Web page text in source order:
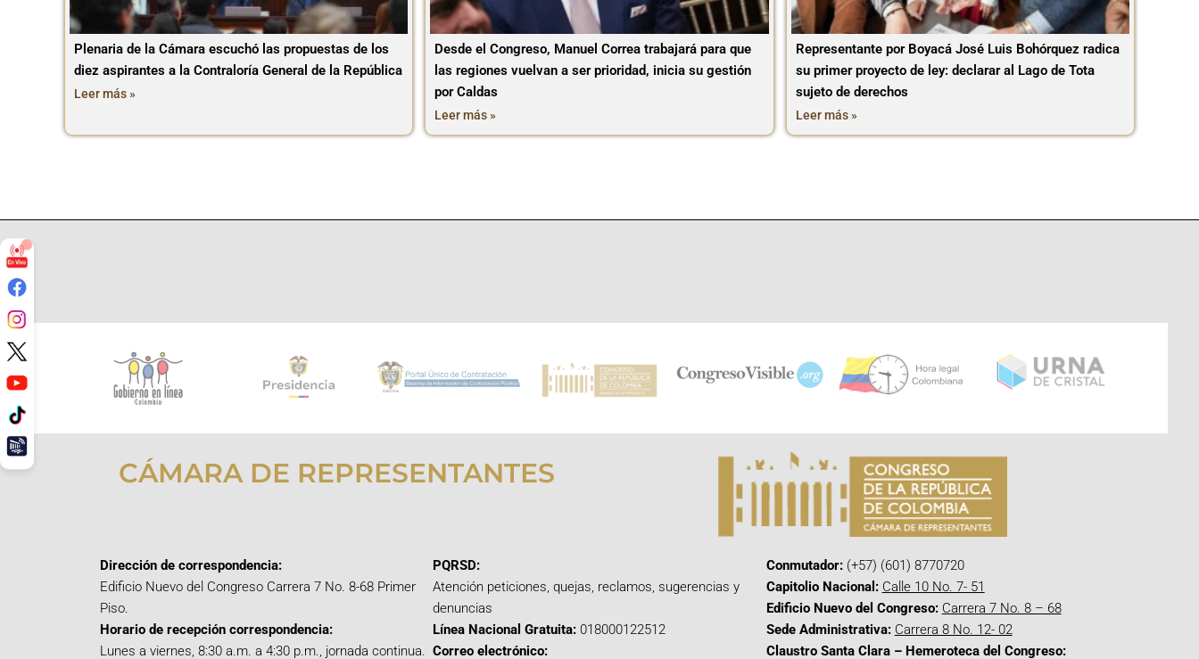
Plenaria de la Cámara escuchó las propuestas de los
diez aspirantes a la Contraloría General de la República
Leer más »
Desde el Congreso, Manuel Correa trabajará para que
las regiones vuelvan a ser prioridad, inicia su gestión
por Caldas
Leer más »
Representante por Boyacá José Luis Bohórquez radica
su primer proyecto de ley: declarar al Lago de Tota
sujeto de derechos
Leer más »
CÁMARA DE REPRESENTANTES
Dirección de correspondencia:
Edificio Nuevo del Congreso Carrera 7 No. 8-68 Primer
Piso.
Horario de recepción correspondencia:
Lunes a viernes, 8:30 a.m. a 4:30 p.m., jornada continua.
PQRSD:
Atención peticiones, quejas, reclamos, sugerencias y
denuncias
Línea Nacional Gratuita: 018000122512
Correo electrónico:
Conmutador:(+57) (601) 8770720
Capitolio Nacional: Calle 10 No. 7- 51
Edificio Nuevo del Congreso: Carrera 7 No. 8 – 68
Sede Administrativa: Carrera 8 No. 12- 02
Claustro Santa Clara – Hemeroteca del Congreso: